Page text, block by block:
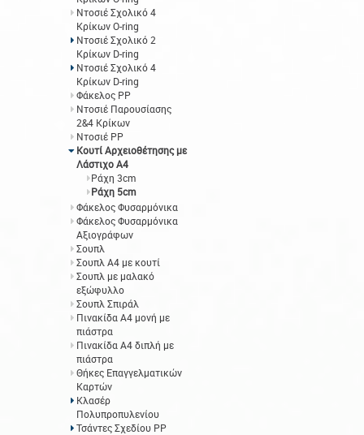
Ντοσιέ Σχολικό 4
Κρίκων O-ring
Ντοσιέ Σχολικό 2
Κρίκων D-ring
Ντοσιέ Σχολικό 4
Κρίκων D-ring
Φάκελος ΡΡ
Ντοσιέ Παρουσίασης
2&4 Κρίκων
Ντοσιέ PP
Κουτί Αρχειοθέτησης με
Λάστιχο Α4
Ράχη 3cm
Ράχη 5cm
Φάκελος Φυσαρμόνικα
Φάκελος Φυσαρμόνικα
Αξιογράφων
Σουπλ
Σουπλ Α4 με κουτί
Σουπλ με μαλακό
εξώφυλλο
Σουπλ Σπιράλ
Πινακίδα Α4 μονή με
πιάστρα
Πινακίδα Α4 διπλή με
πιάστρα
Θήκες Επαγγελματικών
Καρτών
Κλασέρ
Πολυπροπυλενίου
Τσάντες Σχεδίου PP